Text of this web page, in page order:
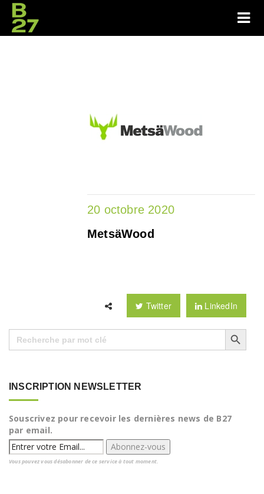
20 octobre 2020
MetsäWood
Twitter LinkedIn
Search
for:
Search Button
INSCRIPTION NEWSLETTER
Souscrivez pour recevoir les dernières news de B27
par email.
Vous pouvez vous désabonner de ce service à tout moment.